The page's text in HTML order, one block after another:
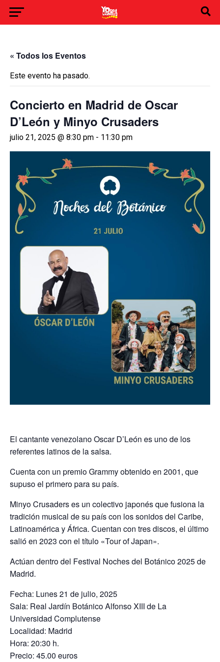
« Todos los Eventos
Este evento ha pasado.
Concierto en Madrid de Oscar
D’León y Minyo Crusaders
julio 21, 2025 @ 8:30 pm - 11:30 pm
El cantante venezolano Oscar D’León es uno de los
referentes latinos de la salsa.
Cuenta con un premio Grammy obtenido en 2001, que
supuso el primero para su país.
Minyo Crusaders es un colectivo japonés que fusiona la
tradición musical de su país con los sonidos del Caribe,
Latinoamérica y África. Cuentan con tres discos, el último
salió en 2023 con el título «Tour of Japan».
Actúan dentro del Festival Noches del Botánico 2025 de
Madrid.
Fecha: Lunes 21 de julio, 2025
Sala: Real Jardín Botánico Alfonso XIII de La
Universidad Complutense
Localidad: Madrid
Hora: 20:30 h.
Precio: 45.00 euros